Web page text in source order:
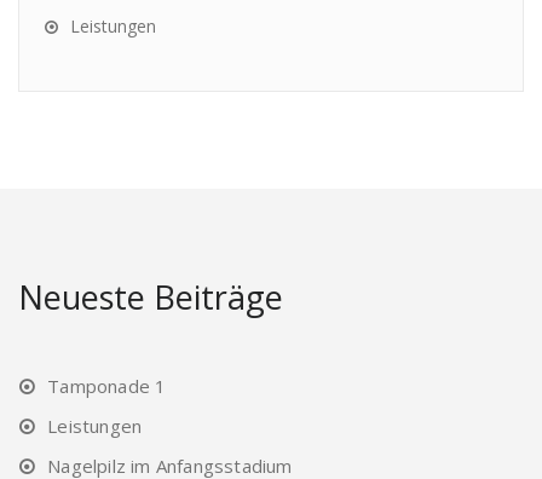
Leistungen
Neueste Beiträge
Tamponade 1
Leistungen
Nagelpilz im Anfangsstadium